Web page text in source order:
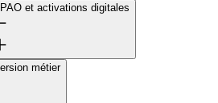
et activations digitales
métier